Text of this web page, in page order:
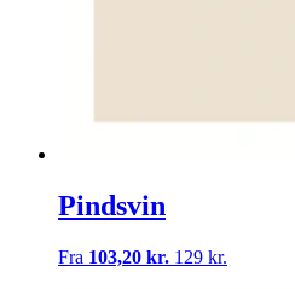
Pindsvin
Fra 103,20 kr. 129 kr.